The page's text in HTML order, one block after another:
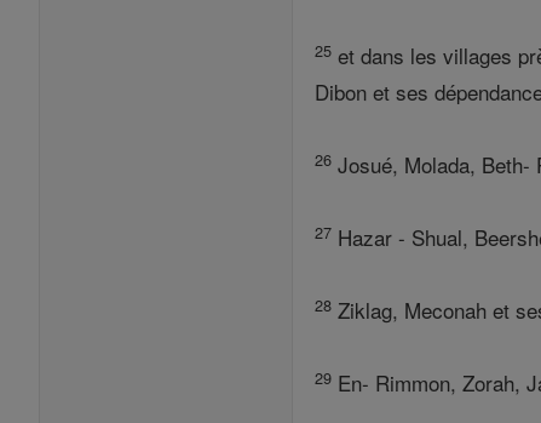
25 et dans les villages
Dibon et ses
26 Josué, Molada, Beth-
27 Hazar - Shual,
28 Ziklag, Meconah et
29 En- Rimmon, Zorah,